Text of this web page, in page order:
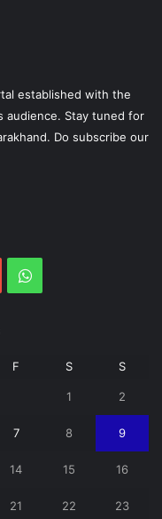
established with the
audience. Stay tuned for
Do subscribe our
YouTubeWhatsApp
F S S
1 2
7 8 9
14 15 16
21 22 23